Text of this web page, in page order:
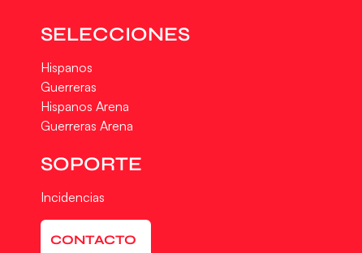
SELECCIONES
Hispanos
Guerreras
Hispanos Arena
Guerreras Arena
SOPORTE
Incidencias
CONTACTO